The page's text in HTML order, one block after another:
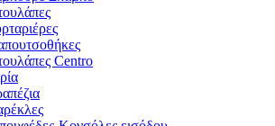
Centro